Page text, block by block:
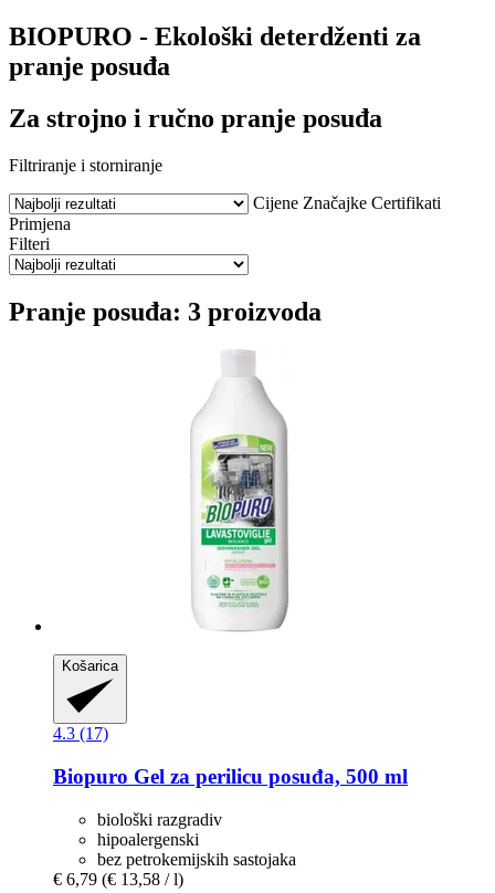
BIOPURO - Ekološki deterdženti za
pranje posuđa
Za strojno i ručno pranje posuđa
Filtriranje i storniranje
Cijene Značajke Certifikati
Primjena
Filteri
Pranje posuđa: 3 proizvoda
Košarica
4.3 (17)
Biopuro Gel za perilicu posuđa, 500 ml
biološki razgradiv
hipoalergenski
bez petrokemijskih sastojaka
€ 6,79 (€ 13,58 / l)